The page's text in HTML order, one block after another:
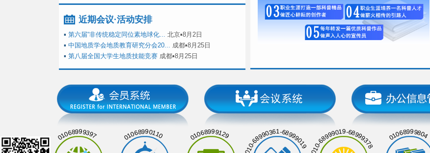
近期会议·活动安排
▪ 第六届“非传统稳定同位素地球化... 北京▪8月2日
▪ 中国地质学会地质教育研究分会20... 成都▪8月25日
▪ 第八届全国大学生地质技能竞赛 成都▪8月25日
01068999397 01068990110 01068999129 010-68990361-68999019 010-68999019-68999378 01068999804